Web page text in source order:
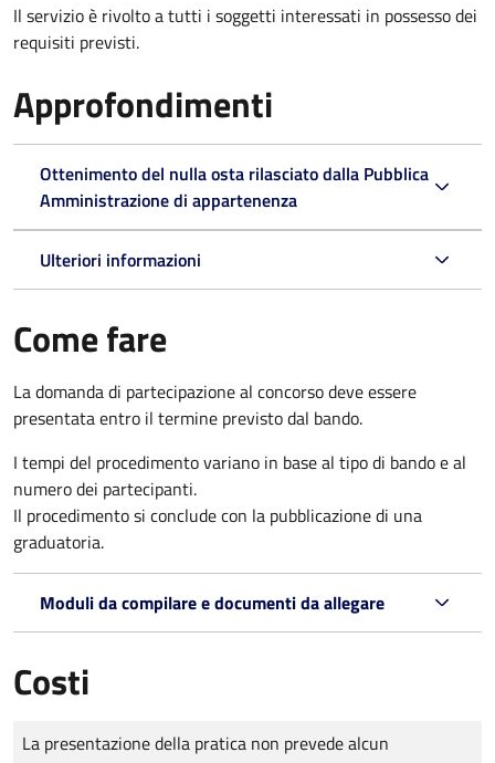
Il servizio è rivolto a tutti i soggetti interessati in possesso dei
requisiti previsti.
Approfondimenti
Ottenimento del nulla osta rilasciato dalla Pubblica
Amministrazione di appartenenza
Ulteriori informazioni
Come fare
La domanda di partecipazione al concorso deve essere
presentata entro il termine previsto dal bando.
I tempi del procedimento variano in base al tipo di bando e al
numero dei partecipanti.
Il procedimento si conclude con la pubblicazione di una
graduatoria.
Moduli da compilare e documenti da allegare
Costi
Tipo di pagamento
Importo
La presentazione della pratica non prevede alcun